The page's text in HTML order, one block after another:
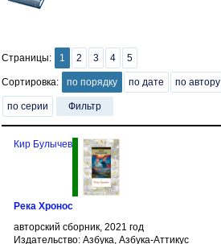
Страницы: 1 2 3 4 5
Сортировка: по порядку по дате по автору
по серии Фильтр
Кир Булычев
Река Хронос
авторский сборник, 2021 год
Издательство: Азбука, Азбука-Аттикус